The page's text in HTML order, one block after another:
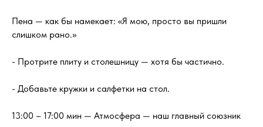
Пена — как бы намекает: «Я мою, просто вы пришли
слишком рано.»
- Протрите плиту и столешницу — хотя бы частично.
- Добавьте кружки и салфетки на стол.
13:00 – 17:00 мин — Атмосфера — наш главный союзник